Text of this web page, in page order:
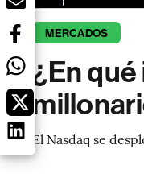
MERCADOS
¿En
El Nasdaq se